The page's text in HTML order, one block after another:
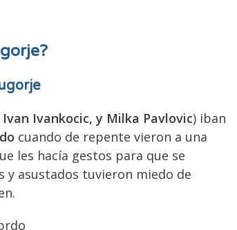
Ivankocic, y Milka Pavlovic) iban
cuando de repente vieron a una
les hacía gestos para que se
y asustados tuvieron miedo de